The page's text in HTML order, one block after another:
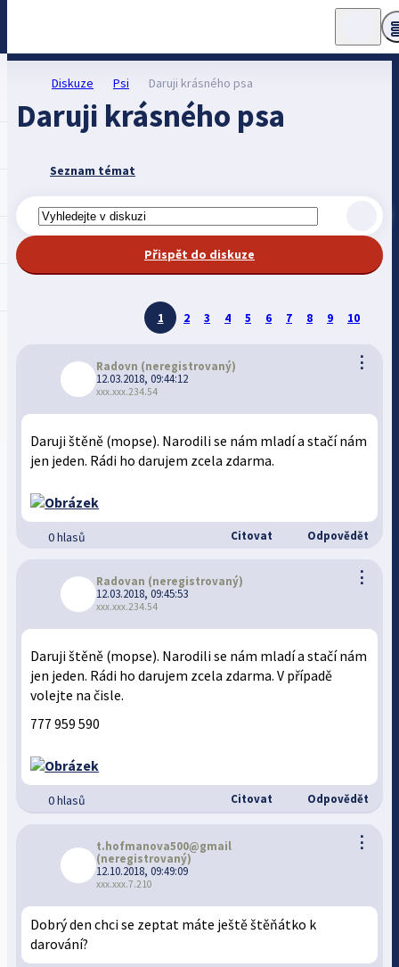
Diskuze Psi Daruji krásného psa
Daruji krásného psa
Seznam témat
Přispět do diskuze
1 2 3 4 5 6 7 8 9 10
⋮
Radovn (neregistrovaný)
12.03.2018, 09:44:12
xxx.xxx.234.54
Daruji štěně (mopse). Narodili se nám mladí a stačí nám
jen jeden. Rádi ho darujem zcela zdarma.
0 hlasů Citovat Odpovědět
⋮
Radovan (neregistrovaný)
12.03.2018, 09:45:53
xxx.xxx.234.54
Daruji štěně (mopse). Narodili se nám mladí a stačí nám
jen jeden. Rádi ho darujem zcela zdarma. V případě
volejte na čisle.
777 959 590
0 hlasů Citovat Odpovědět
⋮
t.hofmanova500@gmail
(neregistrovaný)
12.10.2018, 09:49:09
xxx.xxx.7.210
Dobrý den chci se zeptat máte ještě štěňátko k
darování?